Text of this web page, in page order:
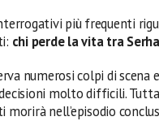
più frequenti
chi perde la vita tra
numerosi colpi di scena
molto difficili.
morirà nell’episodio